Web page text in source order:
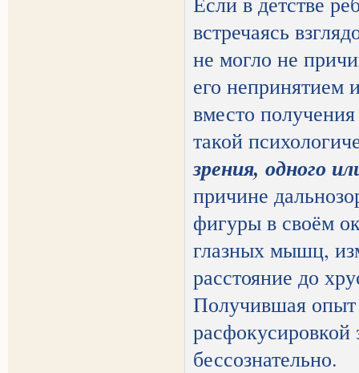
встречаясь
не могло не
его непринятием
вместо
такой
зрения, одного
причине
фигуры в своём
глазных мышц,
расстояние до
Получившая опыт
расфокусировкой
бессознательно.